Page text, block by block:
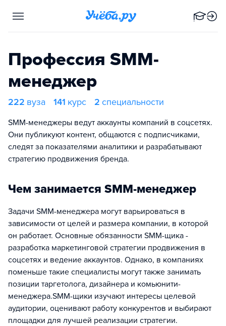
Профессия SMM-
менеджер
222 вуза 141 курс 2 специальности
SMM-менеджеры ведут аккаунты компаний в соцсетях.
Они публикуют контент, общаются с подписчиками,
следят за показателями аналитики и разрабатывают
стратегию продвижения бренда.
Чем занимается SMM-менеджер
Задачи SMM-менеджера могут варьироваться в
зависимости от целей и размера компании, в которой
он работает. Основные обязанности SMM-щика -
разработка маркетинговой стратегии продвижения в
соцсетях и ведение аккаунтов. Однако, в компаниях
поменьше такие специалисты могут также занимать
позиции таргетолога, дизайнера и комьюнити-
менеджера.SMM-щики изучают интересы целевой
аудитории, оценивают работу конкурентов и выбирают
площадки для лучшей реализации стратегии.